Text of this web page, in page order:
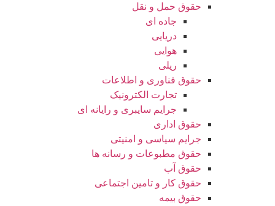
حقوق حمل و نقل
جاده ای
دریایی
هوایی
ریلی
حقوق فناوری و اطلاعات
تجارت الکترونیک
جرایم سایبری و رایانه ای
حقوق اداری
جرایم سیاسی و امنیتی
حقوق مطبوعات و رسانه ها
حقوق آب
حقوق کار و تامین اجتماعی
حقوق بیمه